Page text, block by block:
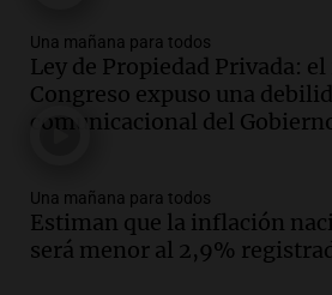
Episodios
Audio.El cardenal Ángel
que la justicia social
Episodios
Audio.La Bulaya se
de su gran muestra
Una mañana para todos
Ley de Propiedad Privada: el
Congreso expuso una
comunicacional del
Una mañana para todos
Estiman que la inflación
será menor al 2,9%